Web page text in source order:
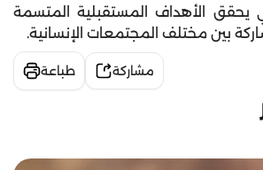
يحقق الأهداف المستقبلية المتسمة
بين مختلف المجتمعات الإنسانية.
مشاركة طباعة